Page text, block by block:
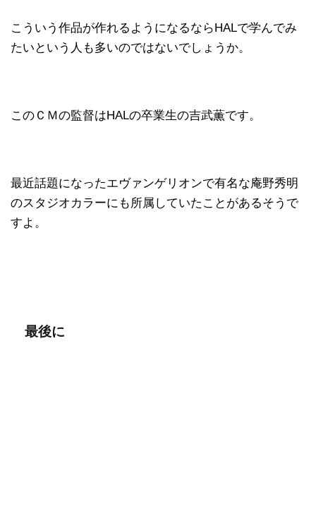
こういう作品が作れるようになるならHALで学んでみ
たいという人も多いのではないでしょうか。
このＣＭの監督はHALの卒業生の吉武薫です。
最近話題になったエヴァンゲリオンで有名な庵野秀明
のスタジオカラーにも所属していたことがあるそうで
すよ。
最後に